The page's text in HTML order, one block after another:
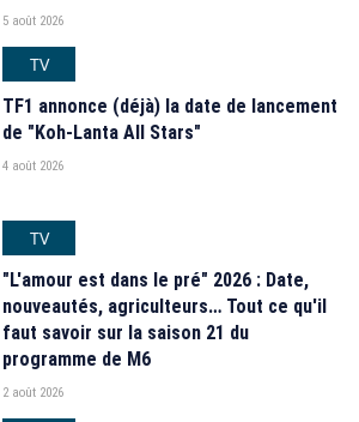
5 août 2026
TV
TF1 annonce (déjà) la date de lancement
de "Koh-Lanta All Stars"
4 août 2026
TV
"L'amour est dans le pré" 2026 : Date,
nouveautés, agriculteurs… Tout ce qu'il
faut savoir sur la saison 21 du
programme de M6
2 août 2026